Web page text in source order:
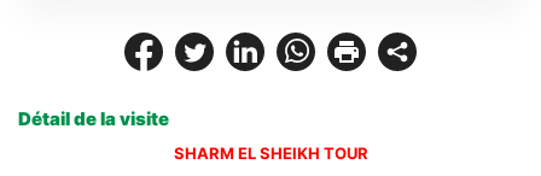
Détail de la visite
SHARM EL SHEIKH TOUR